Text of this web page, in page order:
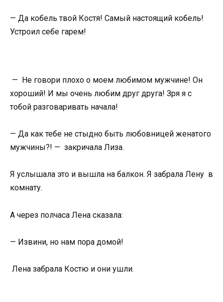
— Да кобель твой Костя! Самый настоящий кобель!
Устроил себе гарем!
— Не говори плохо о моем любимом мужчине! Он
хороший! И мы очень любим друг друга! Зря я с
тобой разговаривать начала!
— Да как тебе не стыдно быть любовницей женатого
мужчины?! — закричала Лиза.
Я услышала это и вышла на балкон. Я забрала Лену в
комнату.
А через полчаса Лена сказала:
— Извини, но нам пора домой!
Лена забрала Костю и они ушли.